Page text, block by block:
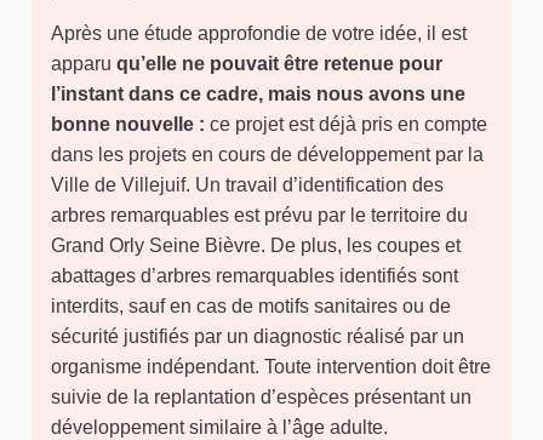
Après une étude approfondie de votre idée, il est
apparu qu’elle ne pouvait être retenue pour
l’instant dans ce cadre, mais nous avons une
bonne nouvelle : ce projet est déjà pris en compte
dans les projets en cours de développement par la
Ville de Villejuif. Un travail d’identification des
arbres remarquables est prévu par le territoire du
Grand Orly Seine Bièvre. De plus, les coupes et
abattages d’arbres remarquables identifiés sont
interdits, sauf en cas de motifs sanitaires ou de
sécurité justifiés par un diagnostic réalisé par un
organisme indépendant. Toute intervention doit être
suivie de la replantation d’espèces présentant un
développement similaire à l’âge adulte.